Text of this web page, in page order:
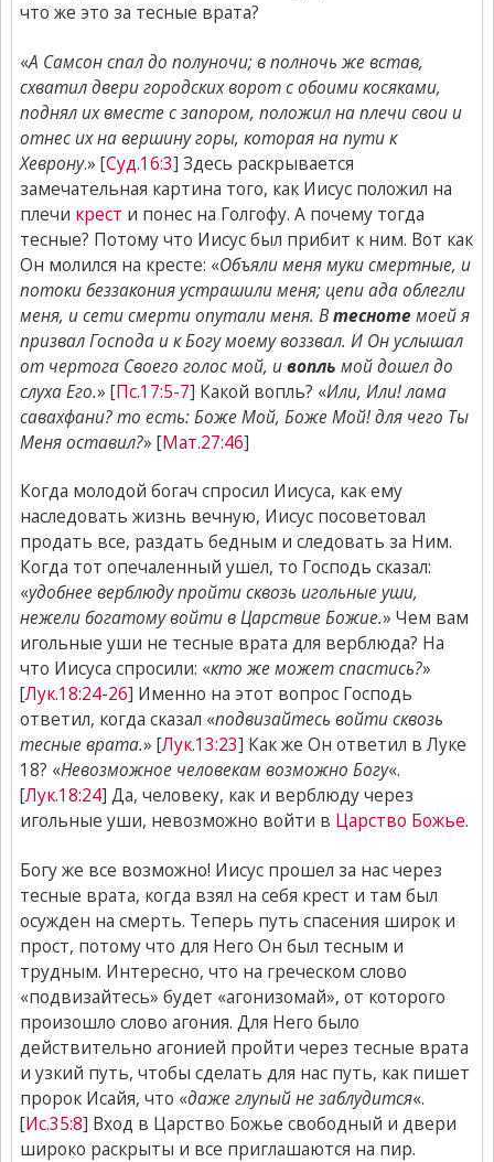
что же это за тесные врата?
«А Самсон спал до полуночи; в полночь же встав,
схватил двери городских ворот с обоими косяками,
поднял их вместе с запором, положил на плечи свои и
отнес их на вершину горы, которая на пути к
Хеврону.» [Суд.16:3] Здесь раскрывается
замечательная картина того, как Иисус положил на
плечи крест и понес на Голгофу. А почему тогда
тесные? Потому что Иисус был прибит к ним. Вот как
Он молился на кресте: «Объяли меня муки смертные, и
потоки беззакония устрашили меня; цепи ада облегли
меня, и сети смерти опутали меня. Втеснотемоей я
призвал Господа и к Богу моему воззвал. И Он услышал
от чертога Своего голос мой, ивопль мой дошел до
слуха Его.» [Пс.17:5-7] Какой вопль? «Или, Или! лама
савахфани? то есть: Боже Мой, Боже Мой! для чего Ты
Меня оставил?» [Мат.27:46]
Когда молодой богач спросил Иисуса, как ему
наследовать жизнь вечную, Иисус посоветовал
продать все, раздать бедным и следовать за Ним.
Когда тот опечаленный ушел, то Господь сказал:
«удобнее верблюду пройти сквозь игольные уши,
нежели богатому войти в Царствие Божие.» Чем вам
игольные уши не тесные врата для верблюда? На
что Иисуса спросили: «кто же может спастись?»
[Лук.18:24-26] Именно на этот вопрос Господь
ответил, когда сказал «подвизайтесь войти сквозь
тесные врата.» [Лук.13:23] Как же Он ответил в Луке
18? «Невозможное человекам возможно Богу«.
[Лук.18:24] Да, человеку, как и верблюду через
игольные уши, невозможно войти в Царство Божье.
Богу же все возможно! Иисус прошел за нас через
тесные врата, когда взял на себя крест и там был
осужден на смерть. Теперь путь спасения широк и
прост, потому что для Него Он был тесным и
трудным. Интересно, что на греческом слово
«подвизайтесь» будет «агонизомай», от которого
произошло слово агония. Для Него было
действительно агонией пройти через тесные врата
и узкий путь, чтобы сделать для нас путь, как пишет
пророк Исайя, что «даже глупый не заблудится«.
[Ис.35:8] Вход в Царство Божье свободный и двери
широко раскрыты и все приглашаются на пир.